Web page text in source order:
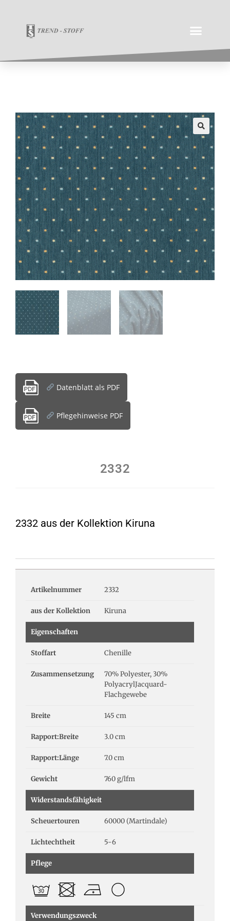
Datenblatt als PDF
Pflegehinweise PDF
2332
2332 aus der Kollektion Kiruna
Artikelnummer 2332
aus der Kollektion Kiruna
Eigenschaften
Stoffart Chenille
Zusammensetzung
70% Polyester, 30%
PolyacrylJacquard-
Flachgewebe
Breite 145 cm
Rapport:Breite 3.0 cm
Rapport:Länge 7.0 cm
Gewicht 760 g/lfm
Widerstandsfähigkeit
Scheuertouren 60000 (Martindale)
Lichtechtheit 5-6
Pflege
Verwendungszweck